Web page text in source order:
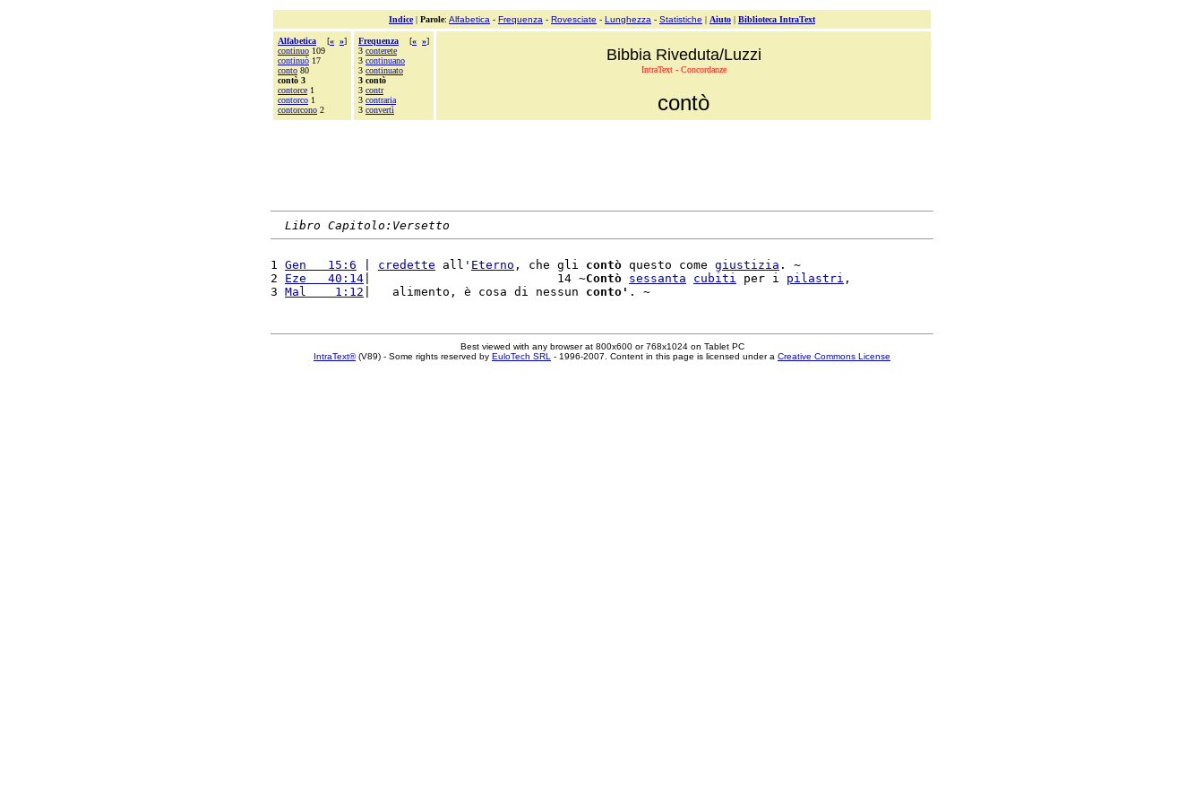
Indice| Parole: Alfabetica - Frequenza - Rovesciate - Lunghezza - Statistiche | Aiuto | Biblioteca IntraText
Alfabetica [« »]
continuo 109
continuò 17
conto 80
contò 3
contorce 1
contorco 1
contorcono 2
Frequenza [« »]
3 conterete
3 continuano
3 continuato
3 contò
3 contr
3 contraria
3 convertì
Bibbia Riveduta/Luzzi
IntraText - Concordanze
contò
Libro Capitolo:Versetto
1 Gen   15:6 credette all' Eterno , che gli contò questo come giustizia . ~
2 Eze   40:14 |                          14 ~Contò sessanta cubiti per i pilastri ,
3 Mal    1:12 |   alimento, è cosa di nessun conto'
Best viewed with any browser at 800x600 or 768x1024 on Tablet PC
IntraText®(V89) - Some rights reserved by EuloTech SRL - 1996-2007. Content in this page is licensed under a Creative Commons License